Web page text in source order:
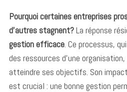
Pourquoi certaines entreprises
d’autres stagnent?La réponse
gestion efficace. Ce processus,
des ressources d’une
atteindre ses objectifs. Son
est crucial : une bonne gestion